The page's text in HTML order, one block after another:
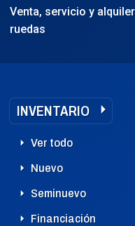
Venta, servicio y
ruedas
INVENTARIO
Ver todo
Nuevo
Seminuevo
Financiación